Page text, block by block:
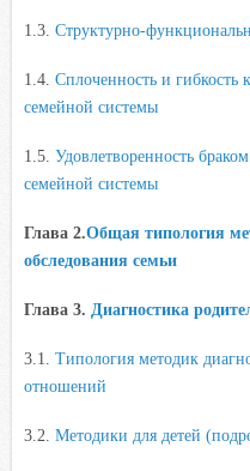
1.3. Структурно-
1.4. Сплоченность и гибкость
семейной системы
1.5. Удовлетворенность
семейной системы
Глава 2.Общая типология
обследования семьи
Глава 3. Диагностика
3.1. Типология методик
отношений
3.2. Методики для детей